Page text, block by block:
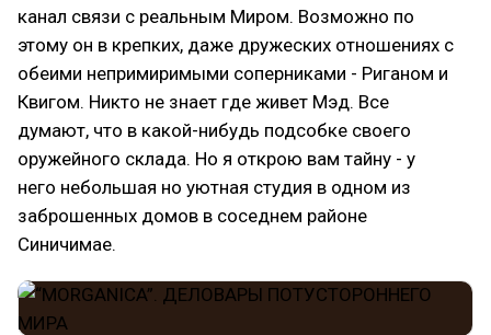
канал связи с реальным Миром. Возможно по
этому он в крепких, даже дружеских отношениях с
обеими непримиримыми соперниками - Риганом и
Квигом. Никто не знает где живет Мэд. Все
думают, что в какой-нибудь подсобке своего
оружейного склада. Но я открою вам тайну - у
него небольшая но уютная студия в одном из
заброшенных домов в соседнем районе
Синичимае.